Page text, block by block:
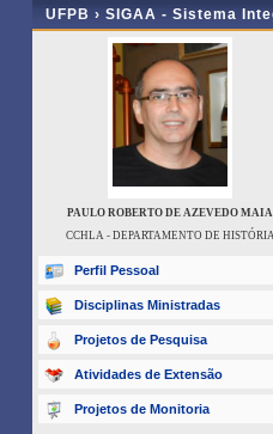
UFPB › SIGAA - Sistema
PAULO ROBERTO DE AZEVEDO MAIA
CCHLA - DEPARTAMENTO DE
Perfil Pessoal
Disciplinas Ministradas
Projetos de Pesquisa
Atividades de Extensão
Projetos de Monitoria